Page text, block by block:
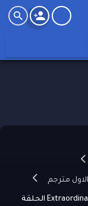
مسلسل المحامية الاستثنائية Extraordinary Attorney Woo الحلقة